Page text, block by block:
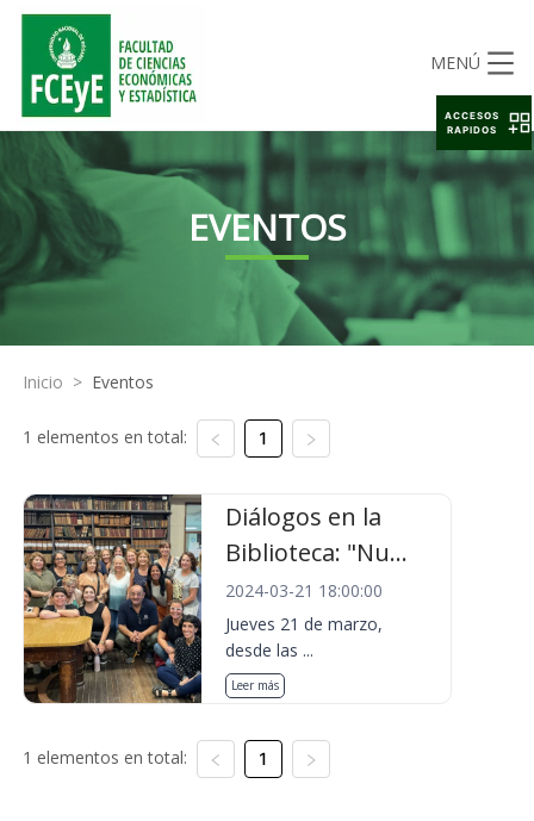
MENÚ
EVENTOS
Inicio > Eventos
1 elementos en total: 1
Diálogos en la
Biblioteca: "Nu...
2024-03-21 18:00:00
Jueves 21 de marzo,
desde las ...
Leer más
1 elementos en total: 1
ACCESOS
RAPIDOS